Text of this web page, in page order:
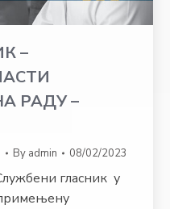
–
РАДУ –
By admin 08/02/2023
гласник у